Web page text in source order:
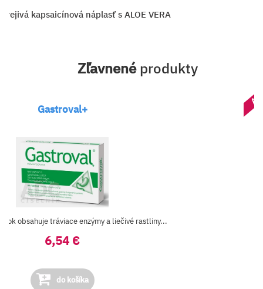
hrejivá kapsaicínová náplasť s ALOE VERA
Zľavnenéprodukty
Gastroval+
obsahuje tráviace enzýmy a liečivé rastliny...
6,54 €
do košíka